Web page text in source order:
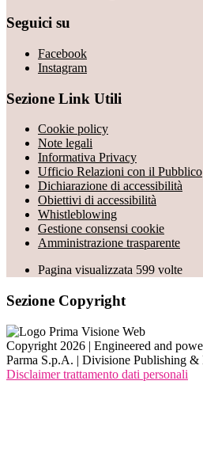
Seguici su
Facebook
Instagram
Sezione Link Utili
Cookie policy
Note legali
Informativa Privacy
Ufficio Relazioni con il Pubblico
Dichiarazione di accessibilità
Obiettivi di accessibilità
Whistleblowing
Gestione consensi cookie
Amministrazione trasparente
Pagina visualizzata 599 volte
Sezione Copyright
Copyright 2026 | Engineered and
Parma S.p.A. | Divisione Publishing
Disclaimer trattamento dati personali